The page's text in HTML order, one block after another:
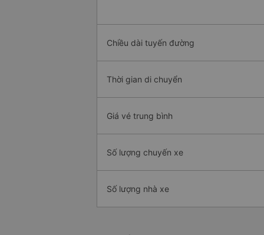
Chiều dài tuyến đường
Thời gian di chuyển
Giá vé trung bình
Số lượng chuyến xe
Số lượng nhà xe